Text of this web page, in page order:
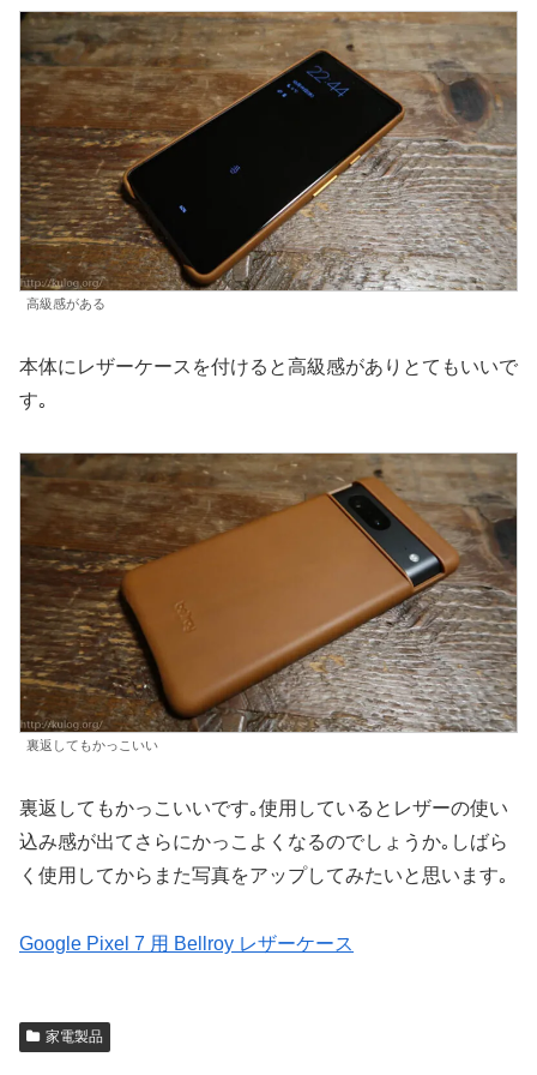
高級感がある
本体にレザーケースを付けると高級感がありとてもいいで
す｡
裏返してもかっこいい
裏返してもかっこいいです｡使用しているとレザーの使い
込み感が出てさらにかっこよくなるのでしょうか｡しばら
く使用してからまた写真をアップしてみたいと思います｡
Google Pixel 7 用 Bellroy レザーケース
家電製品